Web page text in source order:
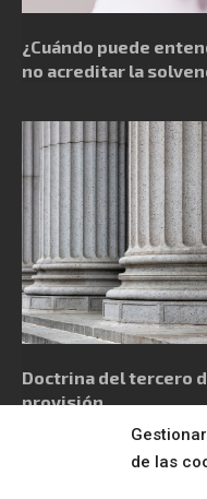
de las
¿Cuándo puede
no acreditar la
Doctrina del tercero
provisión